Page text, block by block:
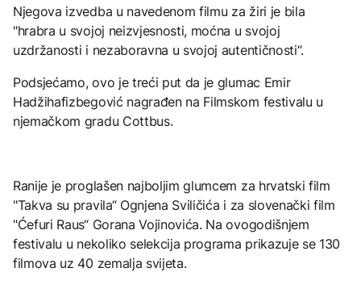
Njegova izvedba u navedenom filmu za žiri je bila
"hrabra u svojoj neizvjesnosti, moćna u svojoj
uzdržanosti i nezaboravna u svojoj autentičnosti“.
Podsjećamo, ovo je treći put da je glumac Emir
Hadžihafizbegović nagrađen na Filmskom festivalu u
njemačkom gradu Cottbus.
Ranije je proglašen najboljim glumcem za hrvatski film
"Takva su pravila“ Ognjena Sviličića i za slovenački film
"Ćefuri Raus“ Gorana Vojinovića. Na ovogodišnjem
festivalu u nekoliko selekcija programa prikazuje se 130
filmova uz 40 zemalja svijeta.